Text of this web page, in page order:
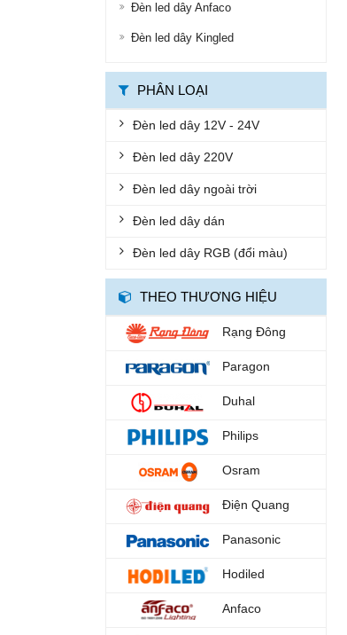
ĐÈN THÔNG MINH
ĐÈN CHỐNG CHÁY NỔ
ĐÈN EXIT
ĐÈN KHẨN CẤP
ĐÈN DIỆT KHUẨN
ĐÈN TRỤ CỔNG
ĐÈN NUÔI CẤY MÔ
ĐÈN LED TRỒNG RAU
ĐÈN BÀN HỌC
ĐÈN THẢ
ĐÈN CẮM CỎ
Đèn led dây Anfaco
Đèn led dây Kingled
PHÂN LOẠI
Đèn led dây 12V - 24V
Đèn led dây 220V
Đèn led dây ngoài trời
Đèn led dây dán
Đèn led dây RGB (đổi màu)
THEO THƯƠNG HIỆU
Rạng Đông
Paragon
Duhal
Philips
Osram
Điện Quang
Panasonic
Hodiled
Anfaco